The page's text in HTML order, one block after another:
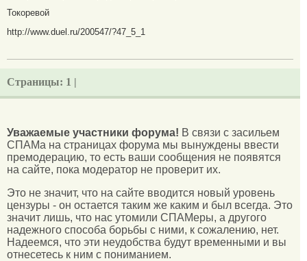
Токоревой
http://www.duel.ru/200547/?47_5_1
Страницы: 1 |
Уважаемые участники форума! В связи с засильем
СПАМа на страницах форума мы вынуждены ввести
премодерацию, то есть ваши сообщения не появятся
на сайте, пока модератор не проверит их.
Это не значит, что на сайте вводится новый уровень
цензуры - он остается таким же каким и был всегда. Это
значит лишь, что нас утомили СПАМеры, а другого
надежного способа борьбы с ними, к сожалению, нет.
Надеемся, что эти неудобства будут временными и вы
отнесетесь к ним с пониманием.